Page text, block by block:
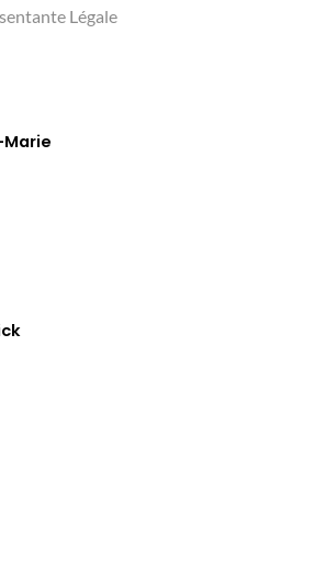
Légale
Marie